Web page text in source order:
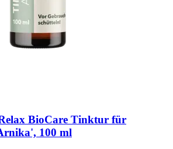
BioCare Tinktur für
100 ml